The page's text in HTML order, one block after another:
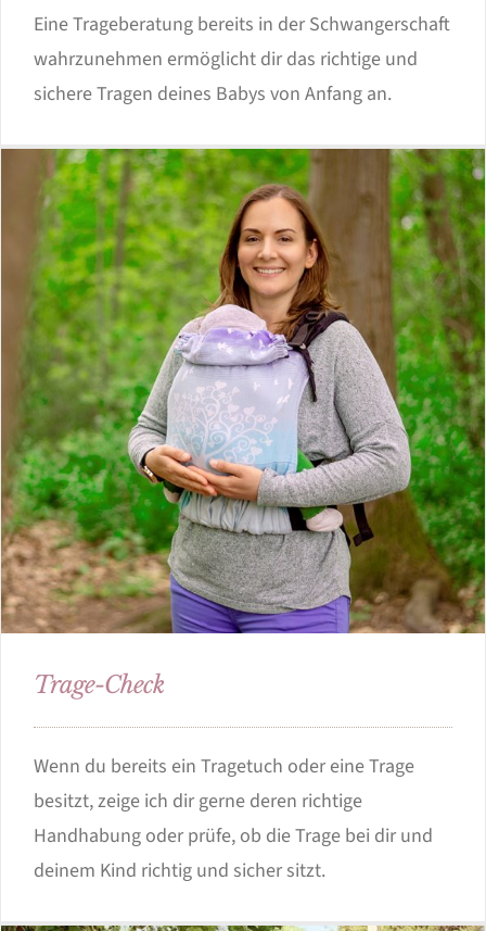
Eine Trageberatung bereits in der Schwangerschaft
wahrzunehmen ermöglicht dir das richtige und
sichere Tragen deines Babys von Anfang an.
Trage-Check
Wenn du bereits ein Tragetuch oder eine Trage
besitzt, zeige ich dir gerne deren richtige
Handhabung oder prüfe, ob die Trage bei dir und
deinem Kind richtig und sicher sitzt.